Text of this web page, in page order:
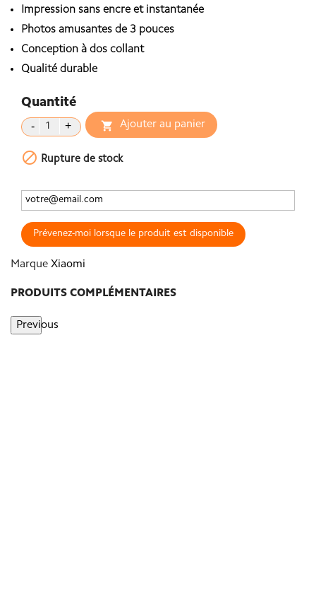
Impression sans encre et instantanée
Photos amusantes de 3 pouces
Conception à dos collant
Qualité durable
Quantité
 Ajouter au panier
 Rupture de stock
Prévenez-moi lorsque le produit est disponible
Marque Xiaomi
PRODUITS COMPLÉMENTAIRES
Previous